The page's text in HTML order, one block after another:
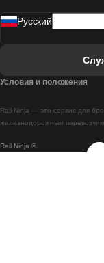
Rail Ninja ®
Rail Ninja — это сервис для
железнодорожным
Pусский
Условия и положения